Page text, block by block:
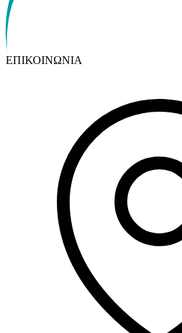
ΕΠΙΚΟΙΝΩΝΙΑ